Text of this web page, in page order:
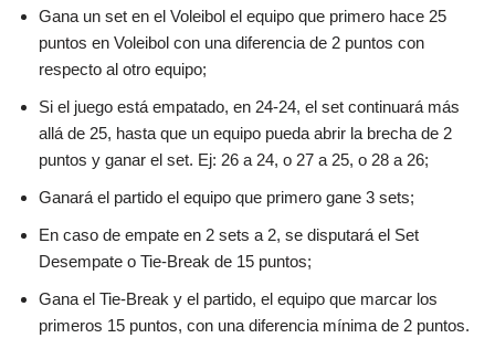
Gana un set en el Voleibol el equipo que primero hace 25
puntos en Voleibol con una diferencia de 2 puntos con
respecto al otro equipo;
Si el juego está empatado, en 24-24, el set continuará más
allá de 25, hasta que un equipo pueda abrir la brecha de 2
puntos y ganar el set. Ej: 26 a 24, o 27 a 25, o 28 a 26;
Ganará el partido el equipo que primero gane 3 sets;
En caso de empate en 2 sets a 2, se disputará el Set
Desempate o Tie-Break de 15 puntos;
Gana el Tie-Break y el partido, el equipo que marcar los
primeros 15 puntos, con una diferencia mínima de 2 puntos.